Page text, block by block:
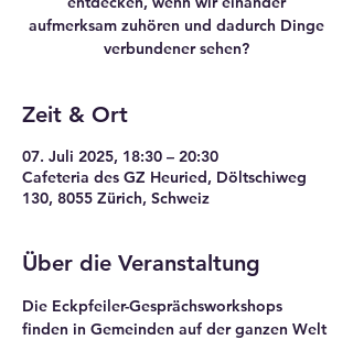
aufmerksam zuhören und dadurch Dinge
verbundener sehen?
Zeit & Ort
07. Juli 2025, 18:30 – 20:30
Cafeteria des GZ Heuried, Döltschiweg
130, 8055 Zürich, Schweiz
Über die Veranstaltung
Die Eckpfeiler-Gesprächsworkshops
finden in Gemeinden auf der ganzen Welt